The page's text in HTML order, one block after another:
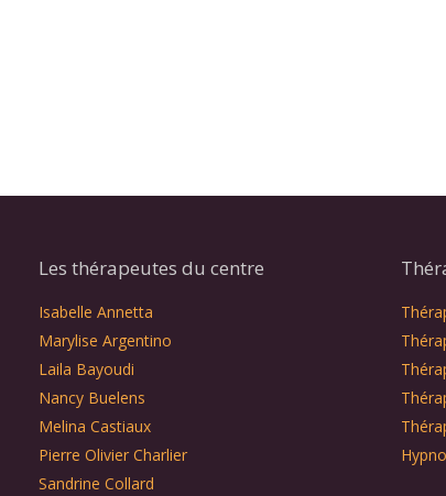
Les thérapeutes du centre
Isabelle Annetta
Marylise Argentino
Laila Bayoudi
Nancy Buelens
Melina Castiaux
Pierre Olivier Charlier
Sandrine Collard